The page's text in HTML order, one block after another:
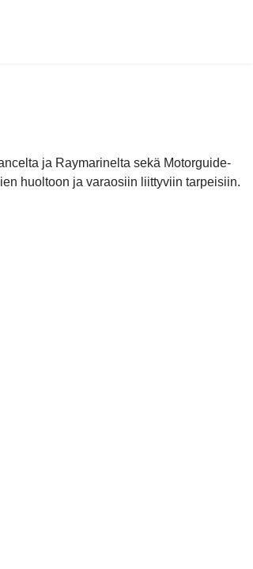
ja Raymarinelta sekä Motorguide-
huoltoon ja varaosiin liittyviin tarpeisiin.